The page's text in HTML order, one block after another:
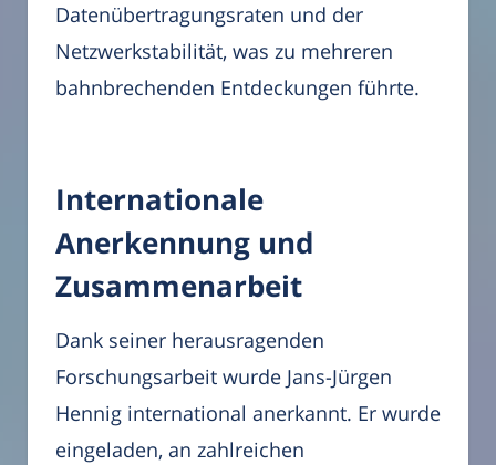
Datenübertragungsraten und der
Netzwerkstabilität, was zu mehreren
bahnbrechenden Entdeckungen führte.
Internationale
Anerkennung und
Zusammenarbeit
Dank seiner herausragenden
Forschungsarbeit wurde Jans-Jürgen
Hennig international anerkannt. Er wurde
eingeladen, an zahlreichen